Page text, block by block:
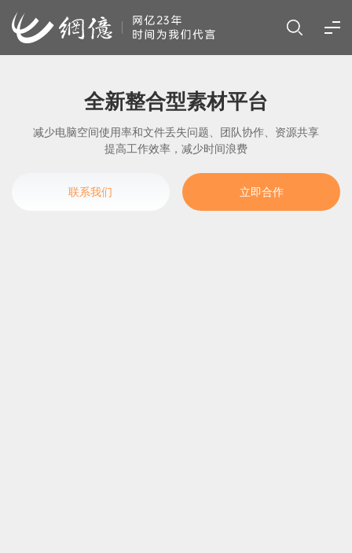
全新整合型素材平台
减少电脑空间使用率和文件丢失问题、团队协作、资源共享
提高工作效率，减少时间浪费
联系我们 立即合作